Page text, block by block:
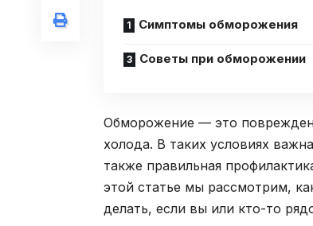
Симптомы обморожения
Советы при обморожении
Обморожение — это
холода. В таких условиях
также правильная
этой статье мы рассмотрим,
делать, если вы или кто-то